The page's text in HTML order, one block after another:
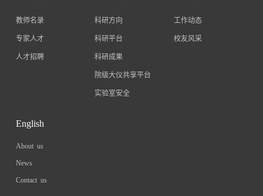
教师名录
专家人才
人才招聘
科研方向
科研平台
科研成果
院级大仪共享平台
实验室安全
工作动态
校友风采
English
About us
News
Contact us